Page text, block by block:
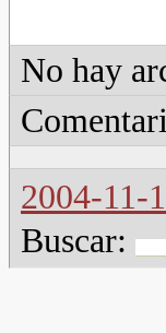
No hay
2004-11-
Buscar: